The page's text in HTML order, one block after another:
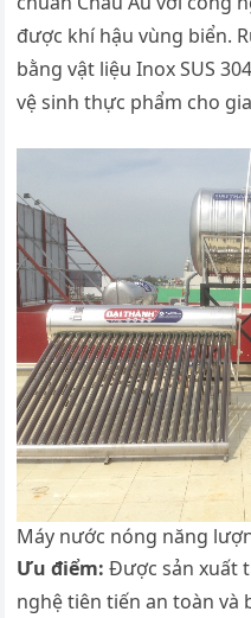
được khí hậu vùng biển.
bằng vật liệu Inox SUS
vệ sinh thực phẩm cho
Máy nước nóng năng
Ưu điểm: Được sản xuất
nghệ tiên tiến an toàn và